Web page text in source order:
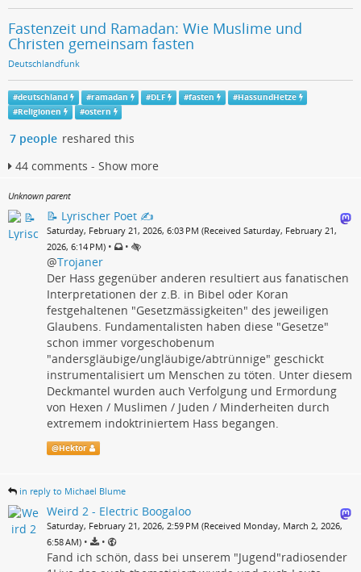
Fastenzeit und Ramadan: Wie Muslime und
Christen gemeinsam fasten
Deutschlandfunk
#deutschland #ramadan #DLF #fasten #HassundHetze
#Religionen #ostern
7 people reshared this
44 comments - Show more
Unknown parent
📝 Lyrischer Poet ✍️
Saturday, February 21, 2026, 6:03 PM (Received Saturday, February 21,
2026, 6:14 PM) • •
@Trojaner
Der Hass gegenüber anderen resultiert aus fanatischen
Interpretationen der z.B. in Bibel oder Koran
festgehaltenen "Gesetzmässigkeiten" des jeweiligen
Glaubens. Fundamentalisten haben diese "Gesetze"
schon immer vorgeschobenum
"andersgläubige/ungläubige/abtrünnige" geschickt
instrumentalisiert um Menschen zu töten. Unter diesem
Deckmantel wurden auch Verfolgung und Ermordung
von Hexen / Muslimen / Juden / Minderheiten durch
extremem indoktriniertem Hass begangen.
@Hektor
in reply to Michael Blume
Weird 2 - Electric Boogaloo
Saturday, February 21, 2026, 2:59 PM (Received Monday, March 2, 2026,
6:58 AM) • •
Fand ich schön, dass bei unserem "Jugend"radiosender